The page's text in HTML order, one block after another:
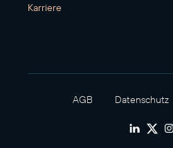
Karriere
AGB Datenschutz